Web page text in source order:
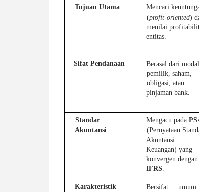
Tujuan Utama
Mencari
(profit-oriented)
menilai
entitas.
Sifat Pendanaan
Berasal dari modal
pemilik, saham,
obligasi, atau
pinjaman bank.
Standar
Akuntansi
Mengacu pada
(Pernyataan
Akuntansi
Keuangan) yang
IFRS.
Karakteristik
Bersifat umum